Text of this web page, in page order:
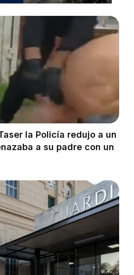
la Policía redujo a un
a su padre con un